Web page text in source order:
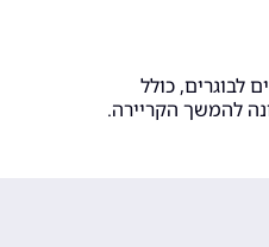
לבוגרים, כולל
להמשך הקריירה.